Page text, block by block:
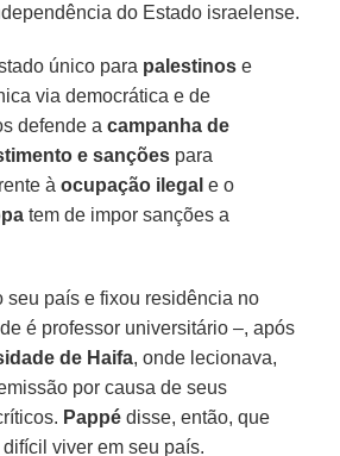
do Estado israelense.
único para palestinos e
via democrática e de
defende acampanha de
e sanções para
àocupação ilegal e o
tem de impor sanções a
seu país e fixou residência no
é professor universitário –, após
de Haifa, onde lecionava,
por causa de seus
Pappé disse, então, que
viver em seu país.